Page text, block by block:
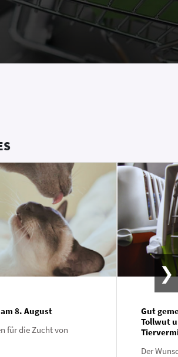
8. August
für die Zucht von
Gut
Tollwut
Der